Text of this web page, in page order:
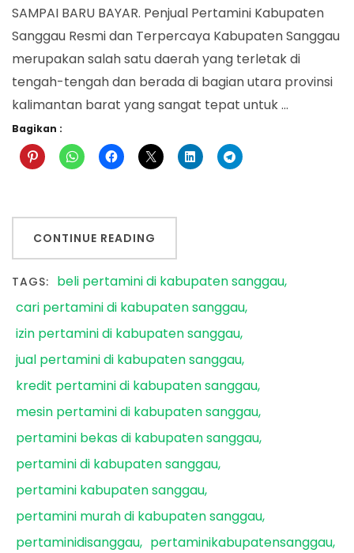
SAMPAI BARU BAYAR. Penjual Pertamini Kabupaten
Sanggau Resmi dan Terpercaya Kabupaten Sanggau
merupakan salah satu daerah yang terletak di
tengah-tengah dan berada di bagian utara provinsi
kalimantan barat yang sangat tepat untuk …
Bagikan :
CONTINUE READING
TAGS: beli pertamini di kabupaten sanggau
cari pertamini di kabupaten sanggau
izin pertamini di kabupaten sanggau
jual pertamini di kabupaten sanggau
kredit pertamini di kabupaten sanggau
mesin pertamini di kabupaten sanggau
pertamini bekas di kabupaten sanggau
pertamini di kabupaten sanggau
pertamini kabupaten sanggau
pertamini murah di kabupaten sanggau
pertaminidisanggau
pertaminikabupatensanggau